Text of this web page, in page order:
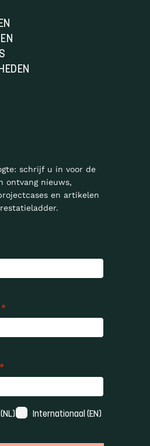
schrijf u in voor de
ontvang nieuws,
en artikelen
*
Internationaal (EN)